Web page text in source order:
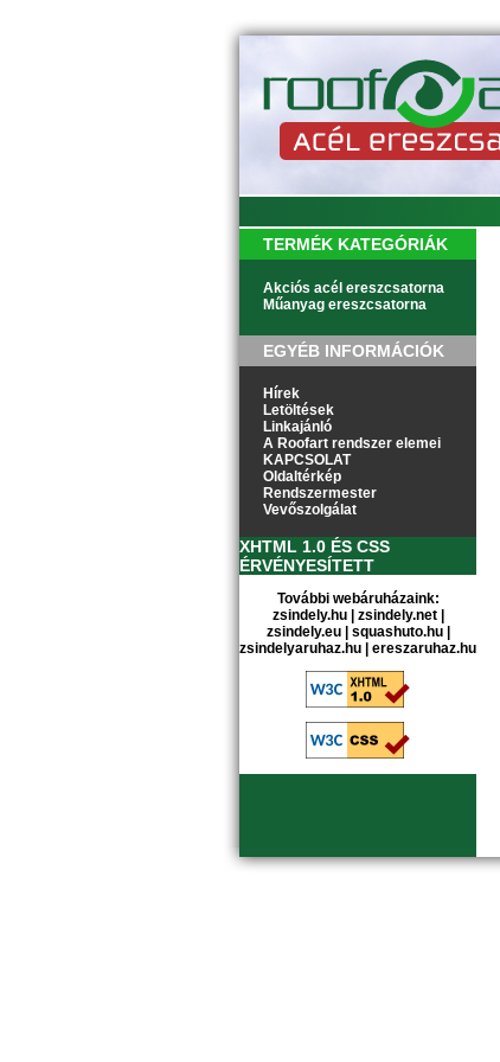
TERMÉK KATEGÓRIÁK
Akciós acél ereszcsatorna
Műanyag ereszcsatorna
EGYÉB INFORMÁCIÓK
Hírek
Letöltések
Linkajánló
A Roofart rendszer elemei
KAPCSOLAT
Oldaltérkép
Rendszermester
Vevőszolgálat
XHTML 1.0 ÉS CSS
ÉRVÉNYESÍTETT
További webáruházaink:
zsindely.hu| zsindely.net|
zsindely.eu| squashuto.hu|
zsindelyaruhaz.hu
ereszaruhaz.hu